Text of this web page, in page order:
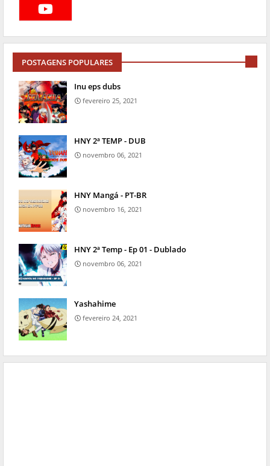
POSTAGENS POPULARES
Inu eps dubs
fevereiro 25, 2021
HNY 2ª TEMP - DUB
novembro 06, 2021
HNY Mangá - PT-BR
novembro 16, 2021
HNY 2ª Temp - Ep 01 - Dublado
novembro 06, 2021
Yashahime
fevereiro 24, 2021